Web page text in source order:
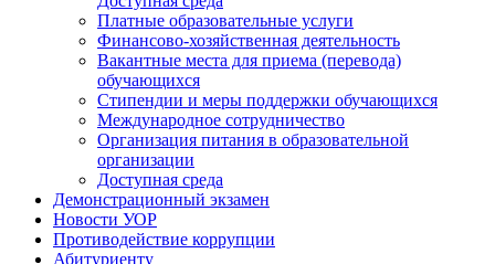
Платные образовательные услуги
Финансово-хозяйственная деятельность
Вакантные места для приема (перевода)
обучающихся
Стипендии и меры поддержки обучающихся
Международное сотрудничество
Организация питания в образовательной
организации
Доступная среда
Демонстрационный экзамен
Новости УОР
Противодействие коррупции
Абитуриенту